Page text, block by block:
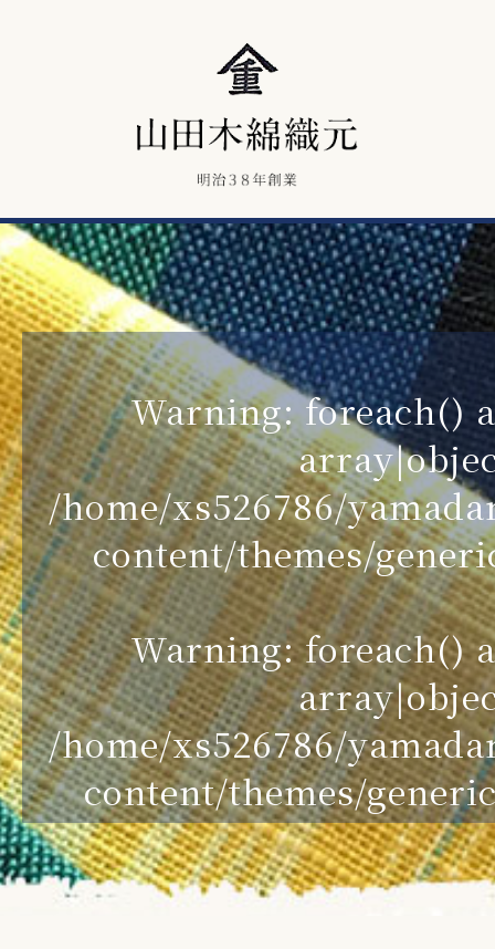
Warning: foreach()
/home/xs526786/
content/themes/
Warning: foreach()
/home/xs526786/
content/themes/